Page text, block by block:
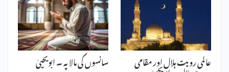
عالمی رویت ہلال اور مقامی سانسوں کی مالا پہ ۔ ابویحییٰ